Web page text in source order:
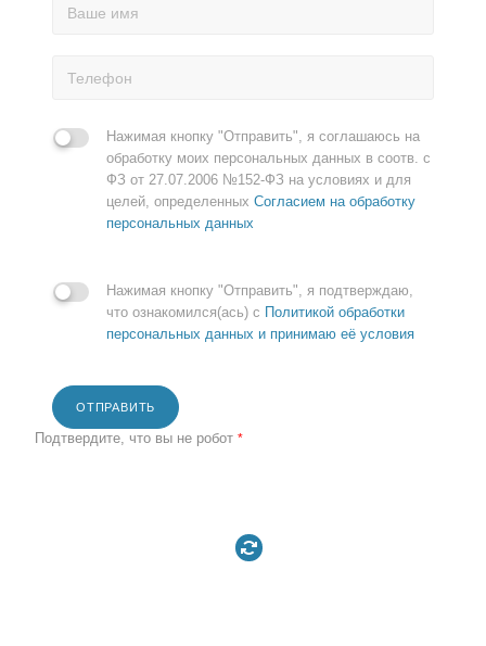
Нажимая кнопку "Отправить", я соглашаюсь на
обработку моих персональных данных в соотв. с
ФЗ от 27.07.2006 №152-ФЗ на условиях и для
целей, определенных Согласием на обработку
персональных данных
Нажимая кнопку "Отправить", я подтверждаю,
что ознакомился(ась) с Политикой обработки
персональных данных и принимаю её условия
ОТПРАВИТЬ
Подтвердите, что вы не робот *